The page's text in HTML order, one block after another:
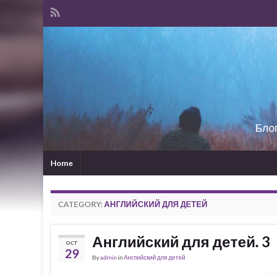
Home
CATEGORY: АНГЛИЙСКИЙ ДЛЯ ДЕТЕЙ
OCT
29
Английский для детей. 3
Byadmin in Английский для детей